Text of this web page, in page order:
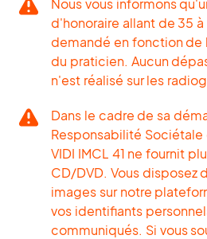
Nous vous informons
d'honoraire allant de 35
demandé en fonction de
du praticien. Aucun
n'est réalisé sur les
Dans le cadre de sa
Responsabilité Sociétale
VIDI IMCL 41 ne fournit
CD/DVD. Vous disposez
images sur notre
vos identifiants
communiqués. Si vous